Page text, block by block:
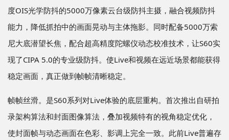
度OIS光学防抖的5000万像素云台级防抖主摄，融合视频防抖
能力，降低抓拍中的画面晃动与主体拖影。同时配备5000万索
尼大底潜望长焦，配合超高精度陀螺仪动态校准技术，让S60实
现了CIPA 5.0的专业级防抖。使Live和视频在远近场景都能获得
稳定画面，真正做到帧帧清晰稳定。
帧帧丝滑。是S60系列对Live体验的底层重构。首次推出自研拍
录架构算法和封面图像算法，叠加视频特有的视角稳定优化，
使封面帧与动态画面在色彩、影调上完全一致。此前Live普遍存